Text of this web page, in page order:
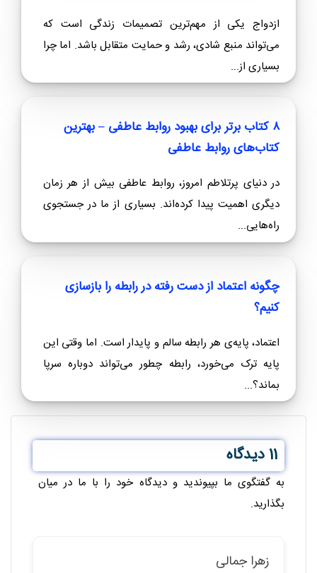
ازدواج یکی از مهم‌ترین تصمیمات زندگی است که
می‌تواند منبع شادی، رشد و حمایت متقابل باشد. اما چرا
بسیاری از...
۸ کتاب برتر برای بهبود روابط عاطفی – بهترین
کتاب‌های روابط عاطفی
در دنیای پرتلاطم امروز، روابط عاطفی بیش از هر زمان
دیگری اهمیت پیدا کرده‌اند. بسیاری از ما در جستجوی
راه‌هایی...
چگونه اعتماد از دست رفته در رابطه را بازسازی
کنیم؟
اعتماد، پایه‌ی هر رابطه سالم و پایدار است. اما وقتی این
پایه ترک می‌خورد، رابطه چطور می‌تواند دوباره سرپا
بماند؟...
11 دیدگاه
به گفتگوی ما بپیوندید و دیدگاه خود را با ما در میان
بگذارید.
زهرا جمالی